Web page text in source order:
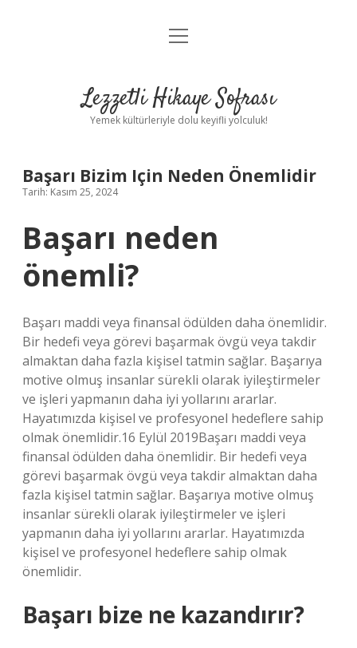
Anasayfa
Yasal Uyarı
menüyü
Lezzetli Hikaye Sofrası
Yemek kültürleriyle dolu keyifli yolculuk!
Başarı Bizim Için Neden Önemlidir
Tarih: Kasım 25, 2024
Başarı neden
önemli?
Başarı maddi veya finansal ödülden daha önemlidir.
Bir hedefi veya görevi başarmak övgü veya takdir
almaktan daha fazla kişisel tatmin sağlar. Başarıya
motive olmuş insanlar sürekli olarak iyileştirmeler
ve işleri yapmanın daha iyi yollarını ararlar.
Hayatımızda kişisel ve profesyonel hedeflere sahip
olmak önemlidir.16 Eylül 2019Başarı maddi veya
finansal ödülden daha önemlidir. Bir hedefi veya
görevi başarmak övgü veya takdir almaktan daha
fazla kişisel tatmin sağlar. Başarıya motive olmuş
insanlar sürekli olarak iyileştirmeler ve işleri
yapmanın daha iyi yollarını ararlar. Hayatımızda
kişisel ve profesyonel hedeflere sahip olmak
önemlidir.
Başarı bize ne kazandırır?